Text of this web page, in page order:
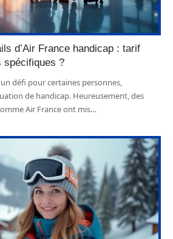
d’Air France handicap : tarif
spécifiques ?
défi pour certaines personnes,
de handicap. Heureusement, des
Air France ont mis…